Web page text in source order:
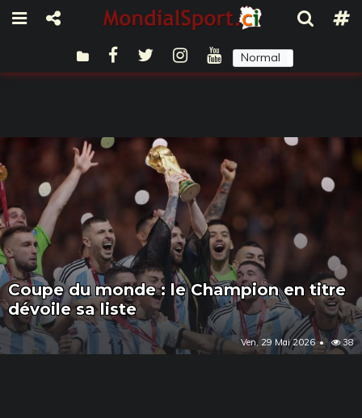
Normal
Coupe du monde : le Champion en titre
dévoile sa liste
Ven, 29 Mai 2026 38